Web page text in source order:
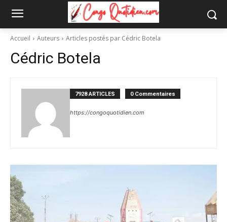
Accueil Auteurs Articles postés par Cédric Botela
Cédric Botela
7928 ARTICLES 0 Commentaires
https://congoquotidien.com